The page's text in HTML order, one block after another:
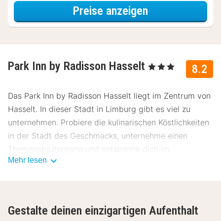
Preise anzeigen
8.2
Park Inn by Radisson Hasselt , 3 Sterne
Das Park Inn by Radisson Hasselt liegt im Zentrum von
Hasselt. In dieser Stadt in Limburg gibt es viel zu
unternehmen. Probiere die kulinarischen Köstlichkeiten
in der Stadt des Geschmacks, unternehme einen
Themenspaziergang und entspanne dich im
Japanischen Garten.
über einen Flachbild-TV, kostenfreies WLAN sowie
Mehr lesen
Gestalte deinen einzigartigen Aufenthalt